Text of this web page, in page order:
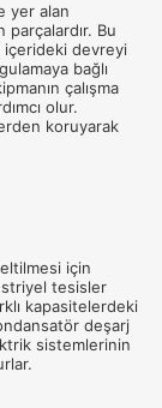
yer alan
Bu
içerideki devreyi
bağlı
çalışma
olur.
koruyarak
için
tesisler
kapasitelerdeki
deşarj
sistemlerinin